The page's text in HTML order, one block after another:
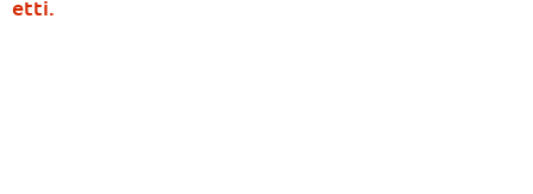
etti.